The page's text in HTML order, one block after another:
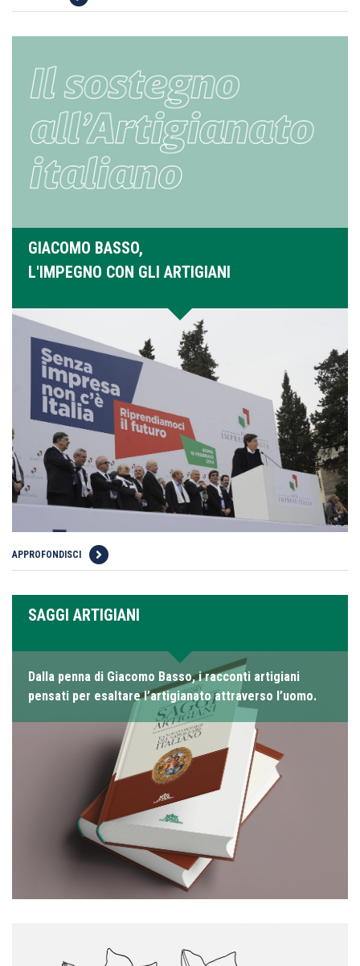
GIACOMO BASSO,
L'IMPEGNO CON GLI ARTIGIANI
APPROFONDISCI
SAGGI ARTIGIANI
Dalla penna di Giacomo Basso, i racconti artigiani
pensati per esaltare l’artigianato attraverso l’uomo.